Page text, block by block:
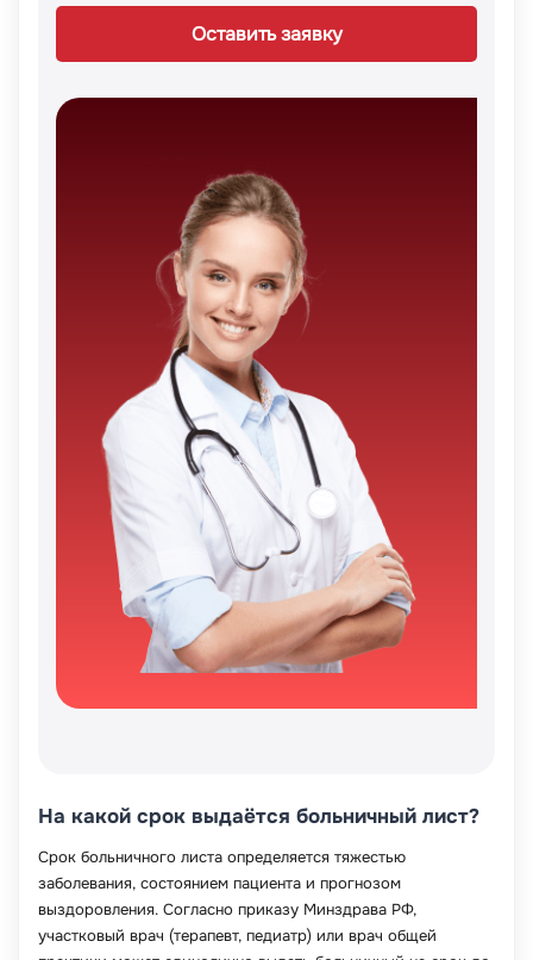
Оставить заявку
На какой срок выдаётся больничный лист?
Срок больничного листа определяется тяжестью
заболевания, состоянием пациента и прогнозом
выздоровления. Согласно приказу Минздрава РФ,
участковый врач (терапевт, педиатр) или врач общей